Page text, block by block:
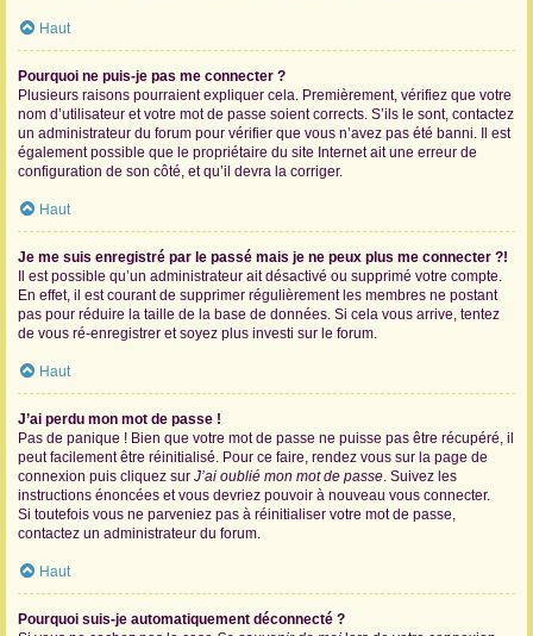
Haut
Pourquoi ne puis-je pas me connecter ?
Plusieurs raisons pourraient expliquer cela. Premièrement, vérifiez que votre
nom d’utilisateur et votre mot de passe soient corrects. S’ils le sont, contactez
un administrateur du forum pour vérifier que vous n’avez pas été banni. Il est
également possible que le propriétaire du site Internet ait une erreur de
configuration de son côté, et qu’il devra la corriger.
Haut
Je me suis enregistré par le passé mais je ne peux plus me connecter ?!
Il est possible qu’un administrateur ait désactivé ou supprimé votre compte.
En effet, il est courant de supprimer régulièrement les membres ne postant
pas pour réduire la taille de la base de données. Si cela vous arrive, tentez
de vous ré-enregistrer et soyez plus investi sur le forum.
Haut
J’ai perdu mon mot de passe !
Pas de panique ! Bien que votre mot de passe ne puisse pas être récupéré, il
peut facilement être réinitialisé. Pour ce faire, rendez vous sur la page de
connexion puis cliquez sur J’ai oublié mon mot de passe. Suivez les
instructions énoncées et vous devriez pouvoir à nouveau vous connecter.
Si toutefois vous ne parveniez pas à réinitialiser votre mot de passe,
contactez un administrateur du forum.
Haut
Pourquoi suis-je automatiquement déconnecté ?